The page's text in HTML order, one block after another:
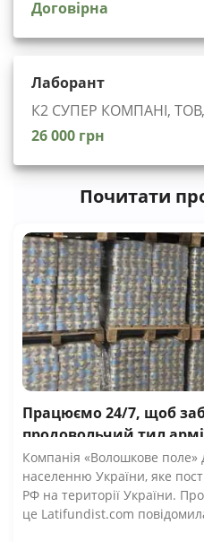
Договірна
Лаборант
К2 СУПЕР КОМПАНІ, ТОВ,
26 000 грн
Почитати
Працюємо 24/7, щоб
продовольчий тил армії —
компанії Волошкове
Компанія «Волошкове поле»
населенню України, яке
РФ на території України. Про
це Latifundist.com